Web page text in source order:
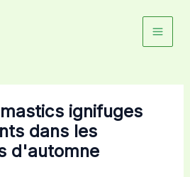
ignifuges
dans les
d'automne